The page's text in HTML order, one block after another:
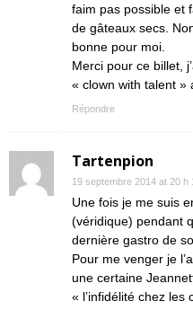
faim pas possible et
de gâteaux secs.
bonne pour moi.
Merci pour ce billet,
« clown with talent »
Répondre
Tartenpion
19 septembre 2014 at 20 h
Une fois je me suis
(véridique) pendant
dernière gastro de
Pour me venger je
une certaine
« l’infidélité chez